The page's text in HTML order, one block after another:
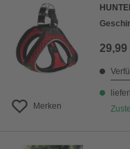
Merken
29,99